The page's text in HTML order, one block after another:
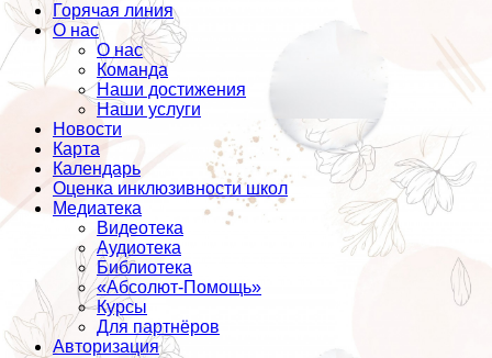
Горячая линия
О нас
О нас
Команда
Наши достижения
Наши услуги
Новости
Карта
Календарь
Оценка инклюзивности школ
Медиатека
Видеотека
Аудиотека
Библиотека
«Абсолют-Помощь»
Курсы
Для партнёров
Авторизация